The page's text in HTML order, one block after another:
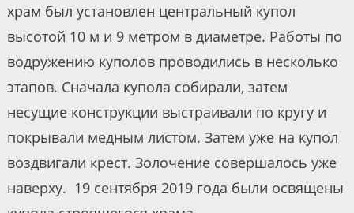
храм был установлен центральный купол
высотой 10 м и 9 метром в диаметре. Работы по
водружению куполов проводились в несколько
этапов. Сначала купола собирали, затем
несущие конструкции выстраивали по кругу и
покрывали медным листом. Затем уже на купол
воздвигали крест. Золочение совершалось уже
наверху. 19 сентября 2019 года были освящены